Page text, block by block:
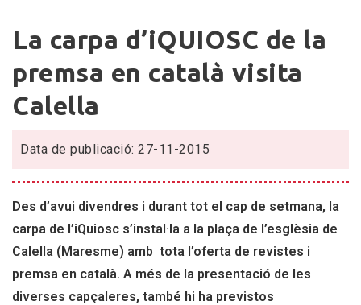
carpa
d’iQUIOSC
de
la
en
visita
Calella
La carpa d’iQUIOSC de la
premsa en català visita
Calella
Data de publicació: 27-11-2015
Des d’avui divendres i durant tot el cap de setmana, la
carpa de l’iQuiosc s’instal·la a la plaça de l’esglèsia de
Calella (Maresme) amb tota l’oferta de revistes i
premsa en català. A més de la presentació de les
diverses capçaleres, també hi ha previstos